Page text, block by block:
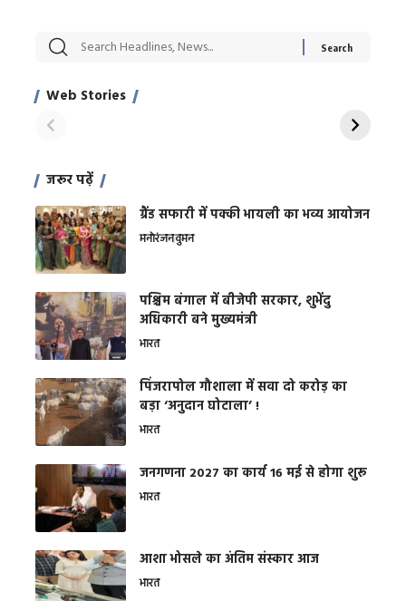
Web Stories
सट्टेबाजी में अरेस्ट हुए
साहिल खान
रोज एक कच्चे लहसुन
जरूर पढ़ें
ग्रैंड सफारी में पक्की भायली का भव्य आयोजन
मनोरंजनवुमन
पश्चिम बंगाल में बीजेपी सरकार, शुभेंदु
अधिकारी बने मुख्यमंत्री
भारत
​पिंजरापोल गौशाला में सवा दो करोड़ का
बड़ा ‘अनुदान घोटाला’ !
भारत
जनगणना 2027 का कार्य 16 मई से होगा शुरू
भारत
आशा भोसले का अंतिम संस्कार आज
भारत